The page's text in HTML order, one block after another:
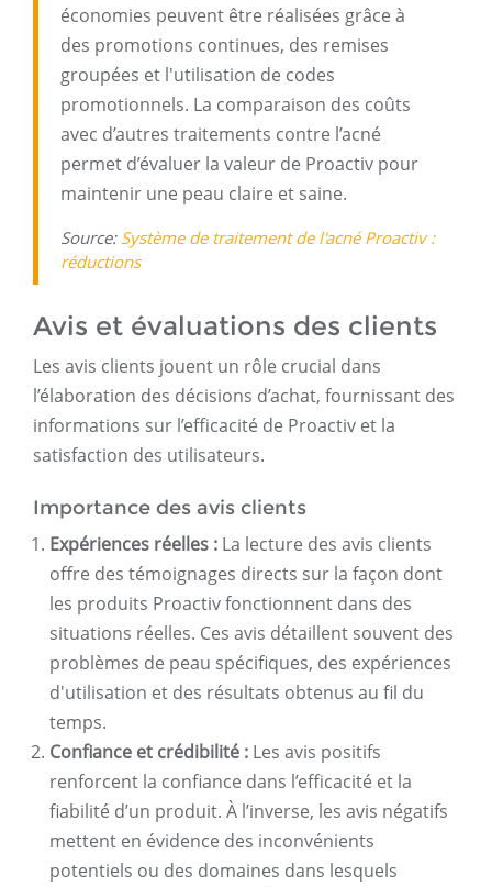
économies peuvent être réalisées grâce à
des promotions continues, des remises
groupées et l'utilisation de codes
promotionnels. La comparaison des coûts
avec d’autres traitements contre l’acné
permet d’évaluer la valeur de Proactiv pour
maintenir une peau claire et saine.
Source: Système de traitement de l'acné Proactiv :
réductions
Avis et évaluations des clients
Les avis clients jouent un rôle crucial dans
l’élaboration des décisions d’achat, fournissant des
informations sur l’efficacité de Proactiv et la
satisfaction des utilisateurs.
Importance des avis clients
Expériences réelles : La lecture des avis clients
offre des témoignages directs sur la façon dont
les produits Proactiv fonctionnent dans des
situations réelles. Ces avis détaillent souvent des
problèmes de peau spécifiques, des expériences
d'utilisation et des résultats obtenus au fil du
temps.
Confiance et crédibilité : Les avis positifs
renforcent la confiance dans l’efficacité et la
fiabilité d’un produit. À l’inverse, les avis négatifs
mettent en évidence des inconvénients
potentiels ou des domaines dans lesquels